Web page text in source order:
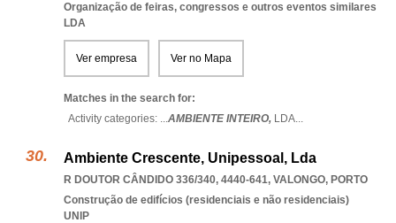
Organização de feiras, congressos e outros eventos similares
LDA
Ver empresa Ver no Mapa
Matches in the search for:
Activity categories: ...AMBIENTE INTEIRO, LDA...
Ambiente Crescente, Unipessoal, Lda
R DOUTOR CÂNDIDO 336/340, 4440-641, VALONGO, PORTO
Construção de edifícios (residenciais e não residenciais)
UNIP